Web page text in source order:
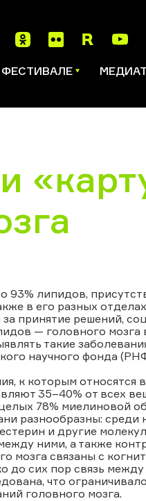
93% липидов,
в его разных
принятие решений,
— головного мозга
такие
научного фонда
к которым относятся
35–40% от всех
78% миелиновой
разнообразны:
и другие
ними, а также
мозга связаны с
до сих пор связь
что
головного мозга.